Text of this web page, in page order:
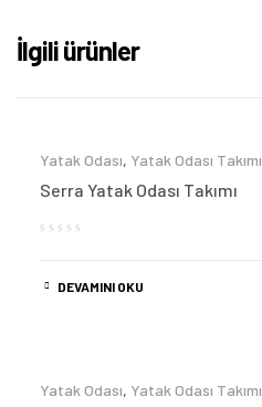
İlgili ürünler
Yatak Odası, Yatak Odası Takımı
Serra Yatak Odası Takımı
DEVAMINI OKU
Yatak Odası, Yatak Odası Takımı